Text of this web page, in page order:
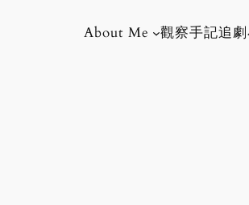
About Me 觀察手記追